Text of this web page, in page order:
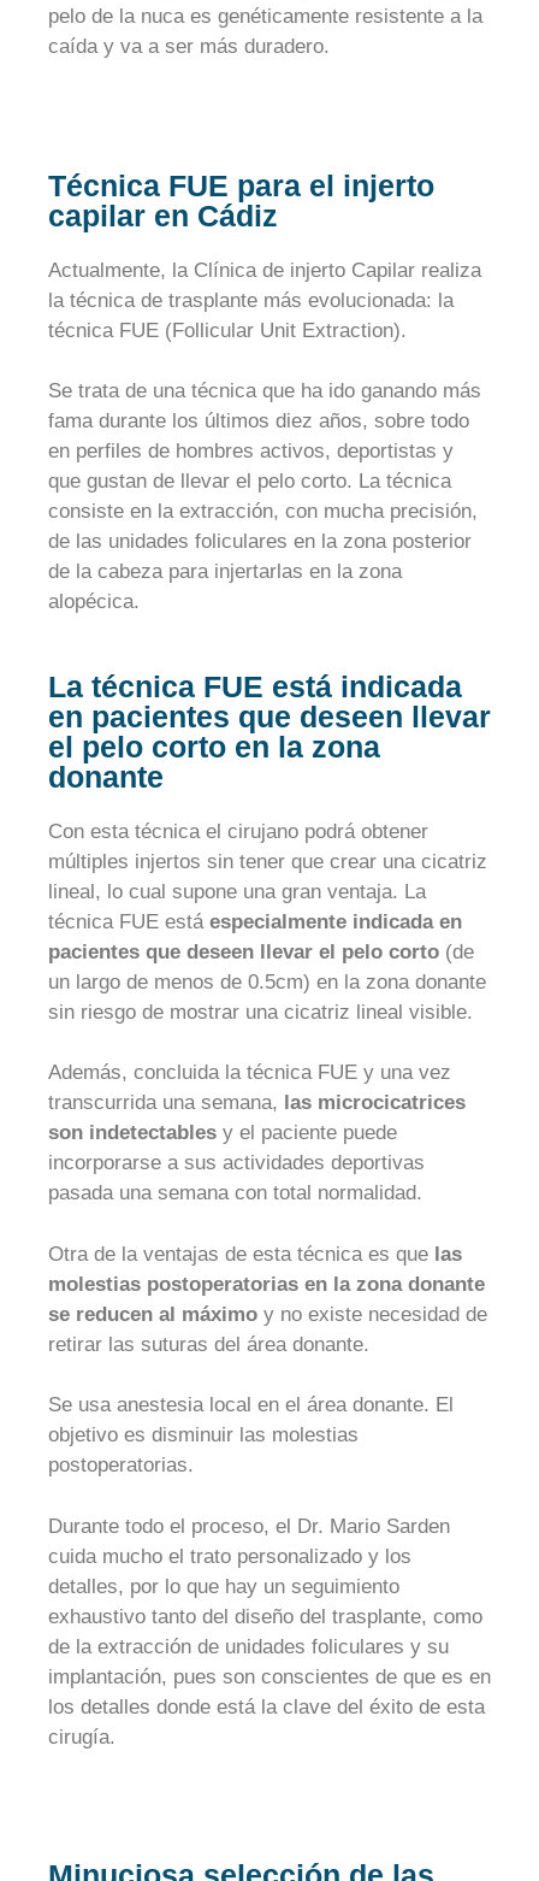
pelo de la nuca es genéticamente resistente a la
caída y va a ser más duradero.
Técnica FUE para el injerto
capilar en Cádiz
Actualmente, la Clínica de injerto Capilar realiza
la técnica de trasplante más evolucionada: la
técnica FUE (Follicular Unit Extraction).
Se trata de una técnica que ha ido ganando más
fama durante los últimos diez años, sobre todo
en perfiles de hombres activos, deportistas y
que gustan de llevar el pelo corto. La técnica
consiste en la extracción, con mucha precisión,
de las unidades foliculares en la zona posterior
de la cabeza para injertarlas en la zona
alopécica.
La técnica FUE está indicada
en pacientes que deseen llevar
el pelo corto en la zona
donante
Con esta técnica el cirujano podrá obtener
múltiples injertos sin tener que crear una cicatriz
lineal, lo cual supone una gran ventaja. La
técnica FUE está especialmente indicada en
pacientes que deseen llevar el pelo corto (de
un largo de menos de 0.5cm) en la zona donante
sin riesgo de mostrar una cicatriz lineal visible.
Además, concluida la técnica FUE y una vez
transcurrida una semana, las microcicatrices
son indetectables y el paciente puede
incorporarse a sus actividades deportivas
pasada una semana con total normalidad.
Otra de la ventajas de esta técnica es que las
molestias postoperatorias en la zona donante
se reducen al máximo y no existe necesidad de
retirar las suturas del área donante.
Se usa anestesia local en el área donante. El
objetivo es disminuir las molestias
postoperatorias.
Durante todo el proceso, el Dr. Mario Sarden
cuida mucho el trato personalizado y los
detalles, por lo que hay un seguimiento
exhaustivo tanto del diseño del trasplante, como
de la extracción de unidades foliculares y su
implantación, pues son conscientes de que es en
los detalles donde está la clave del éxito de esta
cirugía.